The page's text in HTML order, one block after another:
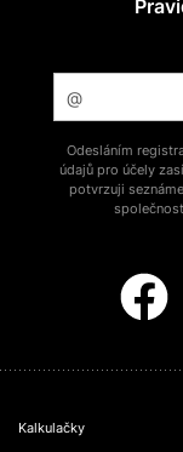
Odesláním
údajů pro účely
potvrzuji
Kalkulačky